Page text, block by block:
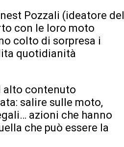
Pozzali (ideatore del
con le loro moto
colto di sorpresa i
quotidianità
alto contenuto
salire sulle moto,
azioni che hanno
che può essere la